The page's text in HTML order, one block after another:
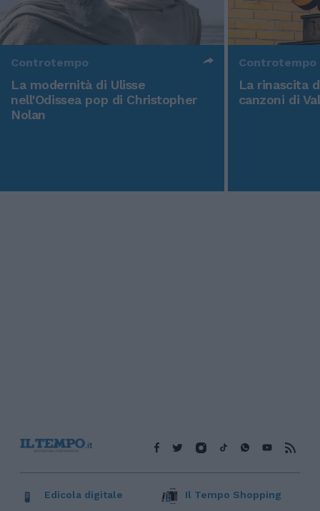
Controtempo
La modernità di Ulisse
nell'Odissea pop di Christopher
Nolan
Controtempo
La rinascita
canzoni di
Edicola digitale Il Tempo Shopping